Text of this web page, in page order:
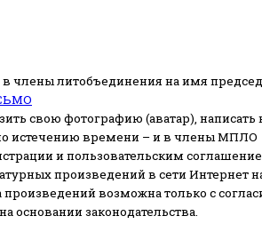
члены литобъединения на имя
свою фотографию (аватар), написать
истечению времени – и в члены МПЛО
и пользовательским
произведений в сети Интернет
возможна только с
на основании законодательства.